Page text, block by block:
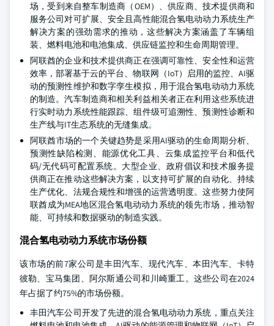
场，受到来自整车制造商（OEM）、供应商、技术提供商和
服务公司对可扩展、安全且高性能混合氢电动动力系统生产
解决方案的强劲需求的推动，这些解决方案涵盖了车辆组
装、燃料电池和电池集成、供应链监控和生命周期管理。
阿联酋的企业和技术提供商正在强调可靠性、安全性和运营
效率，部署基于云的平台、物联网（IoT）启用的监控、AI驱
动的预测性维护和数字孪生模拟，用于混合氢电动动力系统
的制造。汽车制造商和相关利益相关者正在利用这些系统进
行实时动力系统性能跟踪、组件级可追溯性、预测性诊断和
生产线与IT生态系统的无缝集成。
阿联酋市场的一个关键趋势是采用AI驱动的生命周期分析、
预测性缺陷检测、能源优化工具、云集成监控平台和低代
码/无代码可配置系统。大型企业、政府倡议和技术服务提
供商正在推动这些解决方案，以支持可扩展的自动化、持续
生产优化、法规合规性和增强的运营透明度。这些努力使阿
联酋成为MEA地区混合氢电动动力系统的领先市场，推动智
能、可持续和数据驱动的制造实践。
混合氢电动动力系统市场份额
该市场的前7家公司是丰田汽车、现代汽车、本田汽车、卡特
彼勒、宝马集团、阿尔斯通公司和川崎重工。这些公司在2024
年占据了约75%的市场份额。
丰田汽车公司开发了先进的混合氢电动动力系统，重点关注